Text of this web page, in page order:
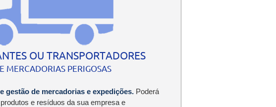
OU TRANSPORTADORES
MERCADORIAS PERIGOSAS
gestão de mercadorias e expedições. Poderá
e resíduos da sua empresa e